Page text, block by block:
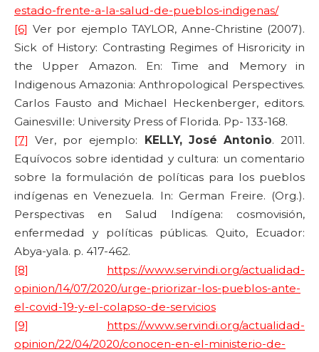
estado-frente-a-la-salud-de-pueblos-indigenas/
[6] Ver por ejemplo TAYLOR, Anne-Christine (2007).
Sick of History: Contrasting Regimes of Hisroricity in
the Upper Amazon. En: Time and Memory in
Indigenous Amazonia: Anthropological Perspectives.
Carlos Fausto and Michael Heckenberger, editors.
Gainesville: University Press of Florida. Pp- 133-168.
[7] Ver, por ejemplo: KELLY, José Antonio. 2011.
Equívocos sobre identidad y cultura: un comentario
sobre la formulación de políticas para los pueblos
indígenas en Venezuela. In: German Freire. (Org.).
Perspectivas en Salud Indígena: cosmovisión,
enfermedad y políticas públicas. Quito, Ecuador:
Abya-yala. p. 417-462.
[8]
https://www.servindi.org/actualidad-
opinion/14/07/2020/urge-priorizar-los-pueblos-ante-
el-covid-19-y-el-colapso-de-servicios
[9]
https://www.servindi.org/actualidad-
opinion/22/04/2020/conocen-en-el-ministerio-de-